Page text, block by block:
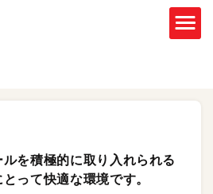
を積極的に取り入れられる
って快適な環境です。